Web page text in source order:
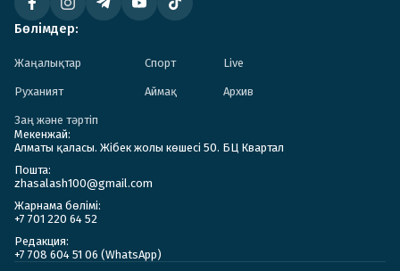
Бөлімдер:
Жаңалықтар Спорт Live
Руханият Аймақ Архив
Заң және тәртіп
Мекенжай:
Алматы қаласы. Жібек жолы көшесі 50. БЦ Квартал
Пошта:
zhasalash100@gmail.com
Жарнама бөлімі:
+7 701 220 64 52
Редакция:
+7 708 604 51 06 (WhatsApp)